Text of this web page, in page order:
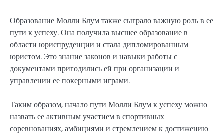
Образование Молли Блум также сыграло важную роль в ее
пути к успеху. Она получила высшее образование в
области юриспруденции и стала дипломированным
юристом. Это знание законов и навыки работы с
документами пригодились ей при организации и
управлении ее покерными играми.
Таким образом, начало пути Молли Блум к успеху можно
назвать ее активным участием в спортивных
соревнованиях, амбициями и стремлением к достижению